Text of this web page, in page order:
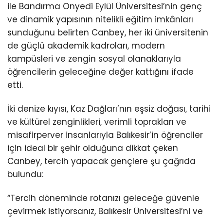
ile Bandırma Onyedi Eylül Üniversitesi’nin genç
ve dinamik yapısının nitelikli eğitim imkânları
sunduğunu belirten Canbey, her iki üniversitenin
de güçlü akademik kadroları, modern
kampüsleri ve zengin sosyal olanaklarıyla
öğrencilerin geleceğine değer kattığını ifade
etti.
İki denize kıyısı, Kaz Dağları’nın eşsiz doğası, tarihi
ve kültürel zenginlikleri, verimli toprakları ve
misafirperver insanlarıyla Balıkesir’in öğrenciler
için ideal bir şehir olduğuna dikkat çeken
Canbey, tercih yapacak gençlere şu çağrıda
bulundu:
“Tercih döneminde rotanızı geleceğe güvenle
çevirmek istiyorsanız, Balıkesir Üniversitesi’ni ve